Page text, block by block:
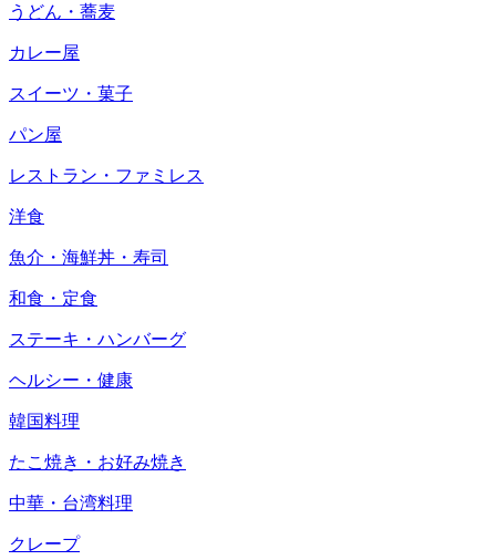
うどん・蕎麦
カレー屋
スイーツ・菓子
パン屋
レストラン・ファミレス
洋食
魚介・海鮮丼・寿司
和食・定食
ステーキ・ハンバーグ
ヘルシー・健康
韓国料理
たこ焼き・お好み焼き
中華・台湾料理
クレープ